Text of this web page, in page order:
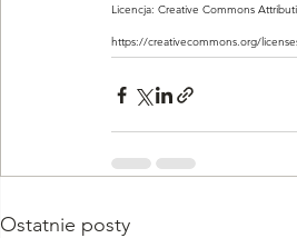
Licencja: Creative Commons
https://creativecommons.org/
Ostatnie posty